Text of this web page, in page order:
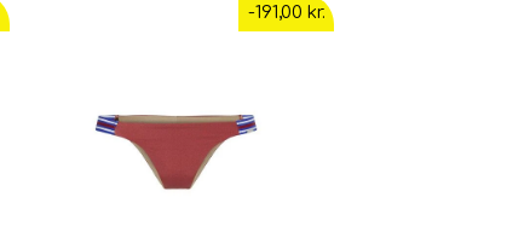
-191,00 kr.